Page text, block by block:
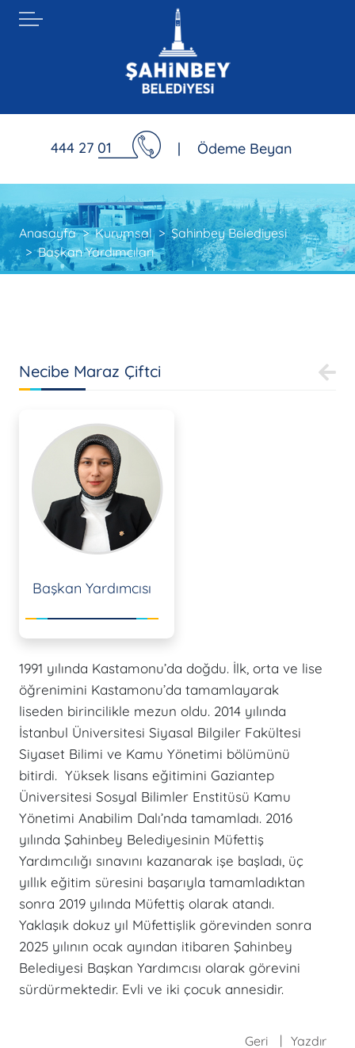
444 27 01 | Ödeme Beyan
Anasayfa Kurumsal
Şahinbey Belediyesi
Başkan Yardımcıları
Necibe Maraz Çiftci
Başkan Yardımcısı
1991 yılında Kastamonu’da doğdu. İlk, orta ve lise
öğrenimini Kastamonu’da tamamlayarak
liseden birincilikle mezun oldu. 2014 yılında
İstanbul Üniversitesi Siyasal Bilgiler Fakültesi
Siyaset Bilimi ve Kamu Yönetimi bölümünü
bitirdi. Yüksek lisans eğitimini Gaziantep
Üniversitesi Sosyal Bilimler Enstitüsü Kamu
Yönetimi Anabilim Dalı’nda tamamladı. 2016
yılında Şahinbey Belediyesinin Müfettiş
Yardımcılığı sınavını kazanarak işe başladı, üç
yıllık eğitim süresini başarıyla tamamladıktan
sonra 2019 yılında Müfettiş olarak atandı.
Yaklaşık dokuz yıl Müfettişlik görevinden sonra
2025 yılının ocak ayından itibaren Şahinbey
Belediyesi Başkan Yardımcısı olarak görevini
sürdürmektedir. Evli ve iki çocuk annesidir.
Geri Yazdır